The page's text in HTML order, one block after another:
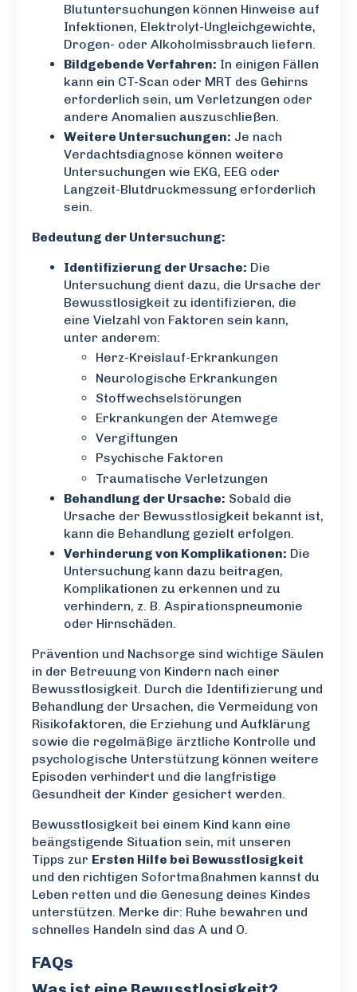
Blutuntersuchungen können Hinweise auf
Infektionen, Elektrolyt-Ungleichgewichte,
Drogen- oder Alkoholmissbrauch liefern.
Bildgebende Verfahren: In einigen Fällen
kann ein CT-Scan oder MRT des Gehirns
erforderlich sein, um Verletzungen oder
andere Anomalien auszuschließen.
Weitere Untersuchungen: Je nach
Verdachtsdiagnose können weitere
Untersuchungen wie EKG, EEG oder
Langzeit-Blutdruckmessung erforderlich
sein.
Bedeutung der Untersuchung:
Identifizierung der Ursache: Die
Untersuchung dient dazu, die Ursache der
Bewusstlosigkeit zu identifizieren, die
eine Vielzahl von Faktoren sein kann,
unter anderem:
Herz-Kreislauf-Erkrankungen
Neurologische Erkrankungen
Stoffwechselstörungen
Erkrankungen der Atemwege
Vergiftungen
Psychische Faktoren
Traumatische Verletzungen
Behandlung der Ursache: Sobald die
Ursache der Bewusstlosigkeit bekannt ist,
kann die Behandlung gezielt erfolgen.
Verhinderung von Komplikationen: Die
Untersuchung kann dazu beitragen,
Komplikationen zu erkennen und zu
verhindern, z. B. Aspirationspneumonie
oder Hirnschäden.
Prävention und Nachsorge sind wichtige Säulen
in der Betreuung von Kindern nach einer
Bewusstlosigkeit. Durch die Identifizierung und
Behandlung der Ursachen, die Vermeidung von
Risikofaktoren, die Erziehung und Aufklärung
sowie die regelmäßige ärztliche Kontrolle und
psychologische Unterstützung können weitere
Episoden verhindert und die langfristige
Gesundheit der Kinder gesichert werden.
Bewusstlosigkeit bei einem Kind kann eine
beängstigende Situation sein, mit unseren
Tipps zur Ersten Hilfe bei Bewusstlosigkeit
und den richtigen Sofortmaßnahmen kannst du
Leben retten und die Genesung deines Kindes
unterstützen. Merke dir: Ruhe bewahren und
schnelles Handeln sind das A und O.
FAQs